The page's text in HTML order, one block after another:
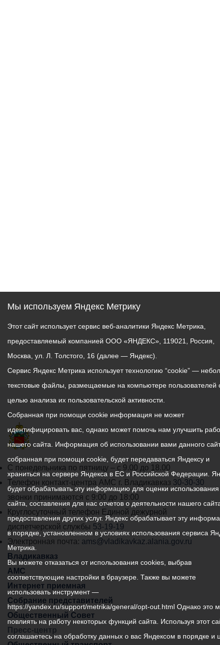
График
работы
администрации
местного
самоуправления
города
Владикавказ:
С понедельника по пятницу – с 9.00 до 18.00
Телефон контакт-центра АМС г. Владикавказ 30-30-30
звонки принимаются с 9:00 до 18:00
Круглосуточный телефон Единой дежурной
диспетчерской службы 53-19-19
Электронная почта: ams@vladikavkaz.alania.gov.ru
Владикавказ
АМС
Интернет приемная
Собрание представителей
Общественный Совет
Пресс-центр
Мы используем Яндекс Метрику
Этот сайт использует сервис веб-аналитики Яндекс Метрика,
предоставляемый компанией ООО «ЯНДЕКС», 119021, Россия,
Москва, ул. Л. Толстого, 16 (далее — Яндекс).
Сервис Яндекс Метрика использует технологию “cookie” —
текстовые файлы, размещаемые на компьютере пользователей
целью анализа их пользовательской активности.
Собранная при помощи cookie информация не может
идентифицировать вас, однако может помочь нам улучшить
нашего сайта. Информация об использовании вами данного
собранная при помощи cookie, будет передаваться Яндексу и
храниться на сервере Яндекса в ЕС и Российской Федерации.
будет обрабатывать эту информацию для оценки
сайта, составления для нас отчетов о деятельности нашего
предоставления других услуг. Яндекс обрабатывает эту
в порядке, установленном в условиях использования сервиса
Метрика.
Вы можете отказаться от использования cookies, выбрав
соответствующие настройки в браузере. Также вы можете
использовать инструмент —
https://yandex.ru/support/metrika/general/opt-out.html Однако это
повлиять на работу некоторых функций сайта. Используя этот
соглашаетесь на обработку данных о вас Яндексом в порядке и